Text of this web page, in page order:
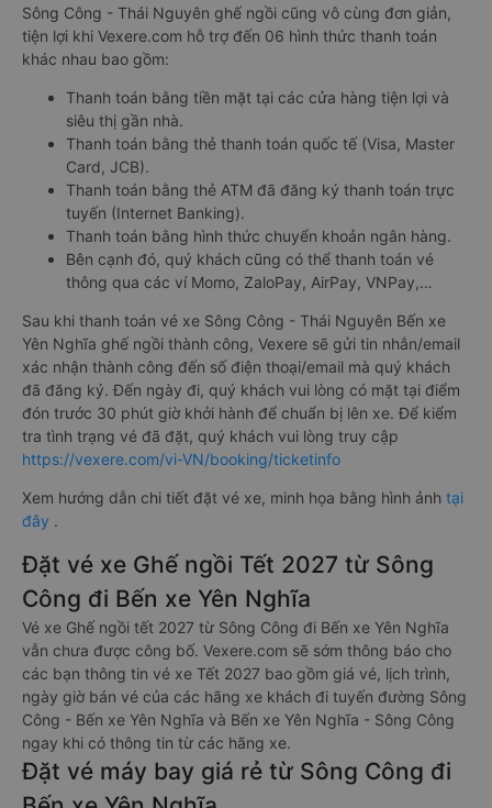
Sông Công - Thái Nguyên ghế ngồi cũng vô cùng đơn giản,
tiện lợi khi Vexere.com hỗ trợ đến 06 hình thức thanh toán
khác nhau bao gồm:
Thanh toán bằng tiền mặt tại các cửa hàng tiện lợi và
siêu thị gần nhà.
Thanh toán bằng thẻ thanh toán quốc tế (Visa, Master
Card, JCB).
Thanh toán bằng thẻ ATM đã đăng ký thanh toán trực
tuyến (Internet Banking).
Thanh toán bằng hình thức chuyển khoản ngân hàng.
Bên cạnh đó, quý khách cũng có thể thanh toán vé
thông qua các ví Momo, ZaloPay, AirPay, VNPay,…
Sau khi thanh toán vé xe Sông Công - Thái Nguyên Bến xe
Yên Nghĩa ghế ngồi thành công, Vexere sẽ gửi tin nhắn/email
xác nhận thành công đến số điện thoại/email mà quý khách
đã đăng ký. Đến ngày đi, quý khách vui lòng có mặt tại điểm
đón trước 30 phút giờ khởi hành để chuẩn bị lên xe. Để kiểm
tra tình trạng vé đã đặt, quý khách vui lòng truy cập
https://vexere.com/vi-VN/booking/ticketinfo
Xem hướng dẫn chi tiết đặt vé xe, minh họa bằng hình ảnh tại
đây .
Đặt vé xe Ghế ngồi Tết 2027 từ Sông
Công đi Bến xe Yên Nghĩa
Vé xe Ghế ngồi tết 2027 từ Sông Công đi Bến xe Yên Nghĩa
vẫn chưa được công bố. Vexere.com sẽ sớm thông báo cho
các bạn thông tin vé xe Tết 2027 bao gồm giá vé, lịch trình,
ngày giờ bán vé của các hãng xe khách đi tuyến đường Sông
Công - Bến xe Yên Nghĩa và Bến xe Yên Nghĩa - Sông Công
ngay khi có thông tin từ các hãng xe.
Đặt vé máy bay giá rẻ từ Sông Công đi